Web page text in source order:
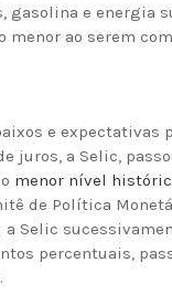
gasolina e energia
menor ao serem
e expectativas
juros, a Selic,
menor nível
de Política
a Selic
percentuais,